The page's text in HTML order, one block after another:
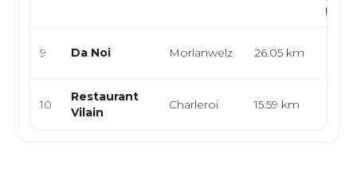
p...
9 Da Noi Morlanwelz 26.05 km
10
Restaurant
Vilain
Charleroi 15.59 km